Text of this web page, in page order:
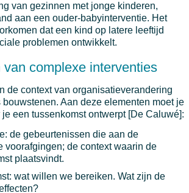
van gezinnen met jonge kinderen,
aan een ouder-babyinterventie. Het
dat een kind op latere leeftijd
problemen ontwikkelt.
van complexe interventies
de context van organisatieverandering
bouwstenen. Aan deze elementen moet je
een tussenkomst ontwerpt [De Caluwé]:
de gebeurtenissen die aan de
voorafgingen; de context waarin de
plaatsvindt.
wat willen we bereiken. Wat zijn de